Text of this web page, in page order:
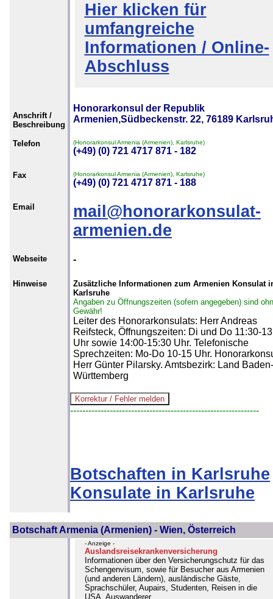
Hier klicken für
umfangreiche
Informationen / Online-
Abschluss
Anschrift /
Beschreibung
Honorarkonsul der Republik
Armenien,Südbeckenstr. 22, 76189
Telefon (Honorarkonsul Armenia (Armenien), Karlsruhe)
(+49) (0) 721 4717 871 - 182
Fax (Honorarkonsul Armenia (Armenien), Karlsruhe)
(+49) (0) 721 4717 871 - 188
Email
mail@honorarkonsulat-
armenien.de
Webseite -
Hinweise
Zusätzliche Informationen zum Armenien Konsulat
Karlsruhe
Angaben zu Öffnungszeiten (sofern angegeben) sind
Gewähr!
Leiter des Honorarkonsulats: Herr Andreas
Reifsteck, Öffnungszeiten: Di und Do 11:30-
Uhr sowie 14:00-15:30 Uhr. Telefonische
Sprechzeiten: Mo-Do 10-15 Uhr.
Herr Günter Pilarsky. Amtsbezirk: Land Baden-
Württemberg
--------------------------------------------------------------
Botschaften in Karlsruhe
Konsulate in Karlsruhe
Botschaft Armenia (Armenien) - Wien, Österreich
- Anzeige -
Auslandsreisekrankenversicherung
Informationen über den Versicherungschutz für das
Schengenvisum, sowie für Besucher aus Armenien
(und anderen Ländern), ausländische Gäste,
Sprachschüler, Aupairs, Studenten, Reisen in die
USA, Auswanderer...